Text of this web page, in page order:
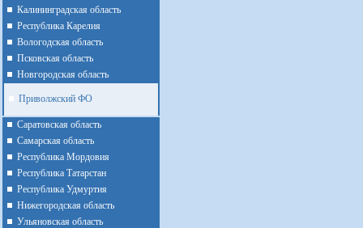
Калининградская область
Республика Карелия
Вологодская область
Псковская область
Новгородская область
Приволжский ФО
Cаратовская область
Cамарская область
Республика Мордовия
Республика Татарстан
Республика Удмуртия
Нижегородская область
Ульяновская область